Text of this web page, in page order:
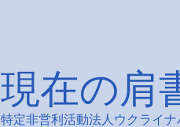
現在の肩
特定非営利活動法人ウクライ